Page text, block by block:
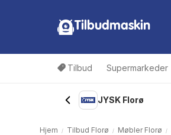
Tilbudmaskin
Tilbud Supermarkeder
JYSK Florø
Hjem Tilbud Florø Møbler Florø